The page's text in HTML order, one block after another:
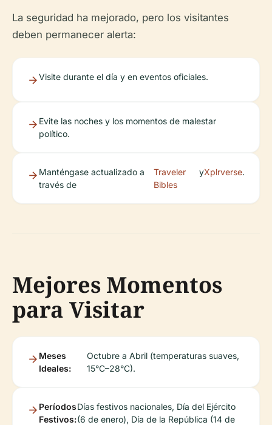
La seguridad ha mejorado, pero los visitantes
deben permanecer alerta:
Visite durante el día y en eventos oficiales.
Evite las noches y los momentos de malestar
político.
Manténgase actualizado a
través de
Traveler
Bibles
yXplrverse.
Mejores Momentos
para Visitar
Meses
Ideales:
Octubre a Abril (temperaturas suaves,
15°C–28°C).
Períodos
Festivos:
Días festivos nacionales, Día del Ejército
(6 de enero), Día de la República (14 de